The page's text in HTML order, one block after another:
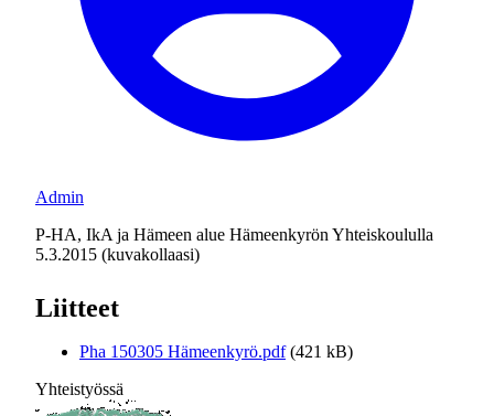
Admin
P-HA, IkA ja Hämeen alue Hämeenkyrön Yhteiskoululla
5.3.2015 (kuvakollaasi)
Liitteet
Pha 150305 Hämeenkyrö.pdf (421 kB)
Yhteistyössä